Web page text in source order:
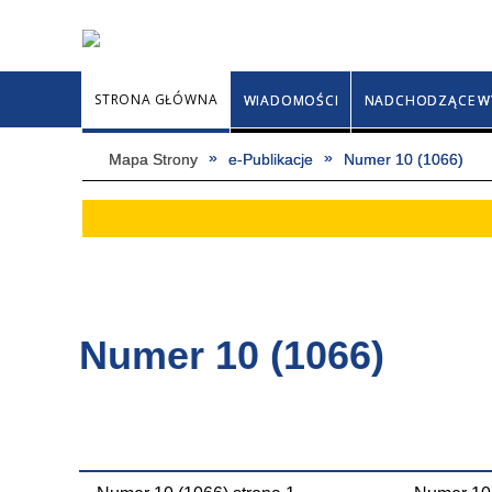
STRONA GŁÓWNA WIADOMOŚCI NADCHODZĄCE
Mapa Strony e-Publikacje Numer 10 (1066)
Numer 10 (1066)